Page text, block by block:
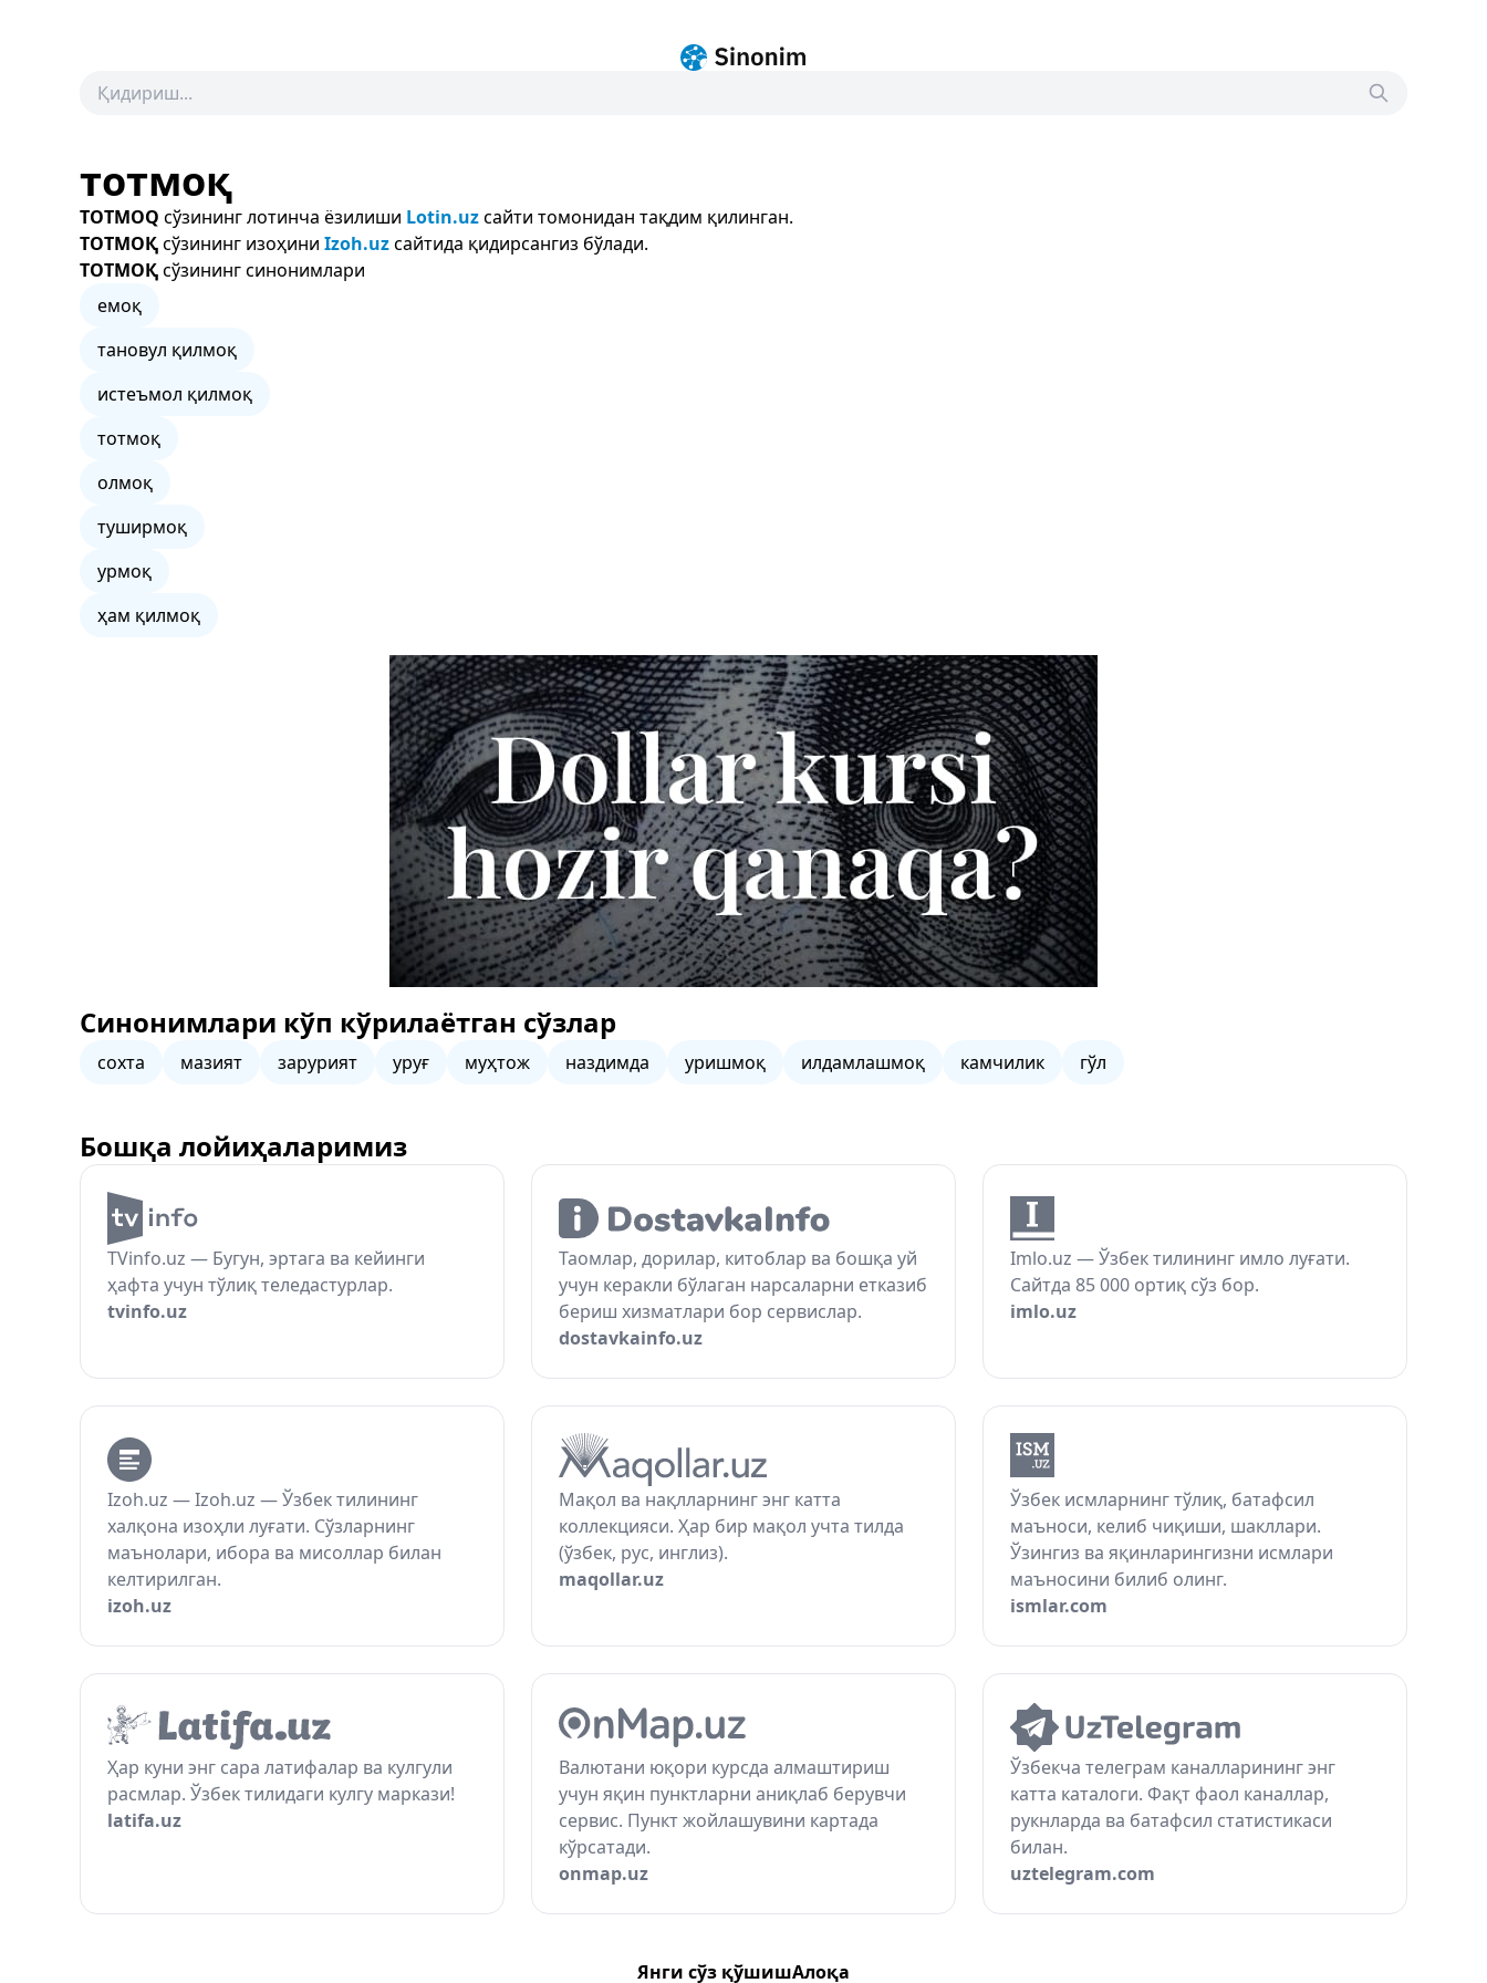
тотмоқ
TOTMOQ сўзининг лотинча ёзилиши Lotin.uzсайти томонидан тақдим қилинган.
ТОТМОҚсўзининг изоҳини Izoh.uzсайтида қидирсангиз бўлади.
ТОТМОҚсўзининг синонимлари
емоқ
тановул қилмоқ
истеъмол қилмоқ
тотмоқ
олмоқ
туширмоқ
урмоқ
ҳам қилмоқ
Синонимлари кўп кўрилаётган сўзлар
сохта мазият зарурият уруғ муҳтож наздимда уришмоқ илдамлашмоқ камчилик гўл
Бошқа лойиҳаларимиз
TVinfo.uz — Бугун, эртага ва кейинги
ҳафта учун тўлиқ теледастурлар.
tvinfo.uz
Таомлар, дорилар, китоблар ва бошқа уй
учун керакли бўлаган нарсаларни етказиб
бериш хизматлари бор сервислар.
dostavkainfo.uz
Imlo.uz — Ўзбек тилининг имло луғати.
Сайтда 85 000 ортиқ сўз бор.
imlo.uz
Izoh.uz — Izoh.uz — Ўзбек тилининг
халқона изоҳли луғати. Сўзларнинг
маънолари, ибора ва мисоллар билан
келтирилган.
izoh.uz
Мақол ва нақлларнинг энг катта
коллекцияси. Ҳар бир мақол учта тилда
(ўзбек, рус, инглиз).
maqollar.uz
Ўзбек исмларнинг тўлиқ, батафсил
маъноси, келиб чиқиши, шакллари.
Ўзингиз ва яқинларингизни исмлари
маъносини билиб олинг.
ismlar.com
Ҳар куни энг сара латифалар ва кулгули
расмлар. Ўзбек тилидаги кулгу маркази!
latifa.uz
Валютани юқори курсда алмаштириш
учун яқин пунктларни аниқлаб берувчи
сервис. Пункт жойлашувини картада
кўрсатади.
onmap.uz
Ўзбекча телеграм каналларининг энг
катта каталоги. Фақт фаол каналлар,
рукнларда ва батафсил статистикаси
билан.
uztelegram.com
Янги сўз қўшишАлоқа